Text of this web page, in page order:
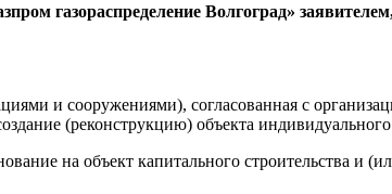
газораспределение Волгоград»
и сооружениями), согласованная с
(реконструкцию) объекта
на объект капитального строительства и